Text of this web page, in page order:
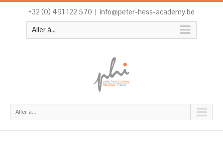
+32 (0) 491 122 570 | info@peter-hess-academy.be
Aller à...
Aller à...